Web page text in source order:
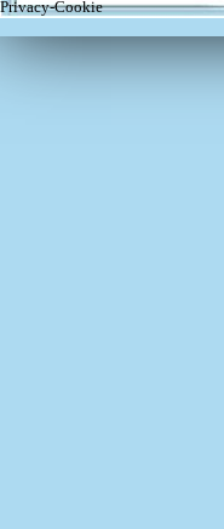
Privacy-Cookie